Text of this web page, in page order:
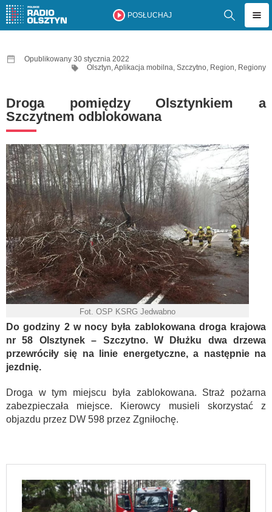
POSŁUCHAJ
Opublikowany 30 stycznia 2022
Olsztyn,Aplikacja mobilna, Szczytno, Region, Regiony
Droga pomiędzy Olsztynkiem a
Szczytnem odblokowana
Fot. OSP KSRG Jedwabno
Do godziny 2 w nocy była zablokowana droga krajowa
nr 58 Olsztynek – Szczytno. W Dłużku dwa drzewa
przewróciły się na linie energetyczne, a następnie na
jezdnię.
Droga w tym miejscu była zablokowana. Straż pożarna
zabezpieczała miejsce. Kierowcy musieli skorzystać z
objazdu przez DW 598 przez Zgniłochę.